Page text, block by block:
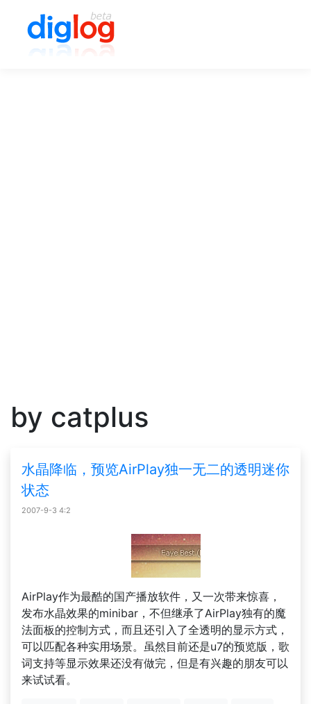
by catplus
水晶降临，预览AirPlay独一无二的透明迷你
状态
2007-9-3 4:2
AirPlay作为最酷的国产播放软件，又一次带来惊喜，
发布水晶效果的minibar，不但继承了AirPlay独有的魔
法面板的控制方式，而且还引入了全透明的显示方式，
可以匹配各种实用场景。虽然目前还是u7的预览版，歌
词支持等显示效果还没有做完，但是有兴趣的朋友可以
来试试看。